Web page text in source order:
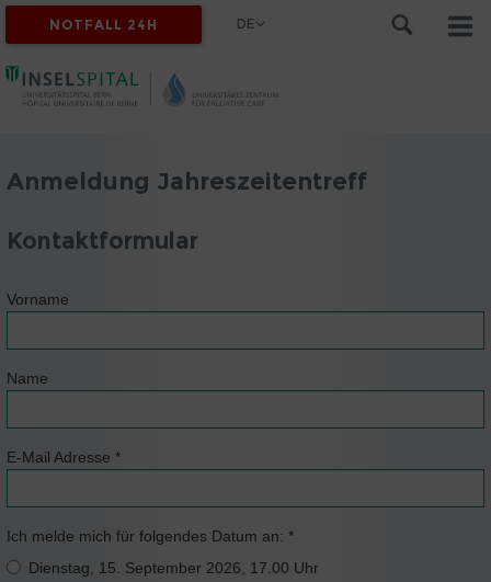
NOTFALL 24H DE
Anmeldung Jahreszeitentreff
Kontaktformular
Vorname
Name
E-Mail Adresse *
Ich melde mich für folgendes Datum an: *
Dienstag, 15. September 2026, 17.00 Uhr